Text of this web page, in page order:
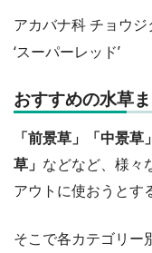
アカバナ科 チョウ
‘スーパーレッド’
おすすめの水草
「前景草」「中景
草」 などなど、様々
アウトに使おうとす
そこで各カテゴリー